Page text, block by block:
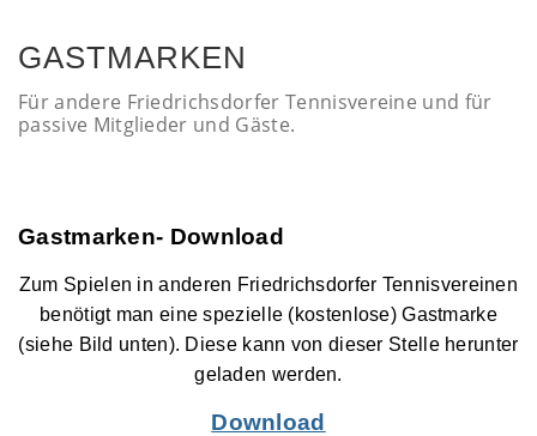
GASTMARKEN
Für andere Friedrichsdorfer Tennisvereine und für
passive Mitglieder und Gäste.
Gastmarken- Download
Zum Spielen in anderen Friedrichsdorfer Tennisvereinen
benötigt man eine spezielle (kostenlose) Gastmarke
(siehe Bild unten). Diese kann von dieser Stelle herunter
geladen werden.
Download